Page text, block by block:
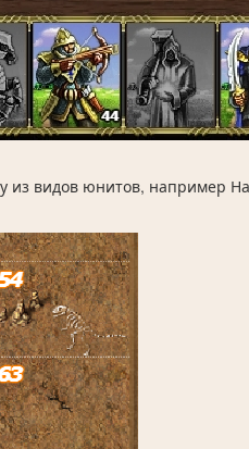
из видов юнитов, например